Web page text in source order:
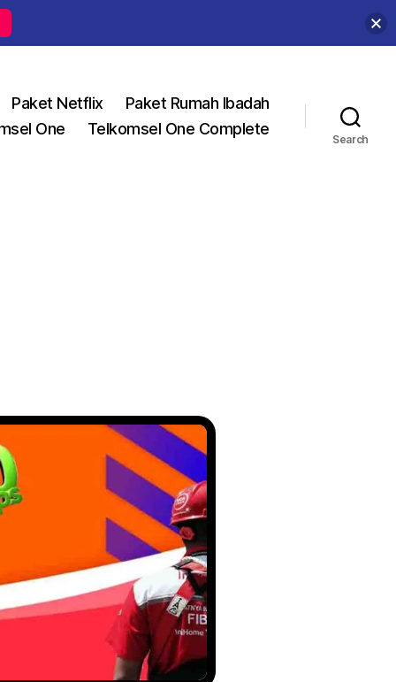
Paket Netflix
Paket Rumah Ibadah
One
Telkomsel One Complete
Search